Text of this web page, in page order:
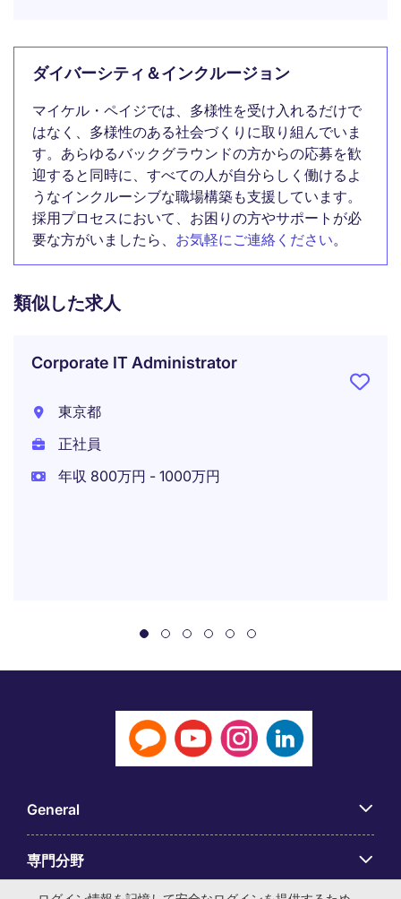
ダイバーシティ＆インクルージョン
マイケル・ペイジでは、多様性を受け入れるだけで
はなく、多様性のある社会づくりに取り組んでいま
す。あらゆるバックグラウンドの方からの応募を歓
迎すると同時に、すべての人が自分らしく働けるよ
うなインクルーシブな職場構築も支援しています。
採用プロセスにおいて、お困りの方やサポートが必
要な方がいましたら、 お気軽にご連絡ください。
類似した求人
Corporate IT Administrator
東京都
正社員
年収 800万円 - 1000万円
General
専門分野